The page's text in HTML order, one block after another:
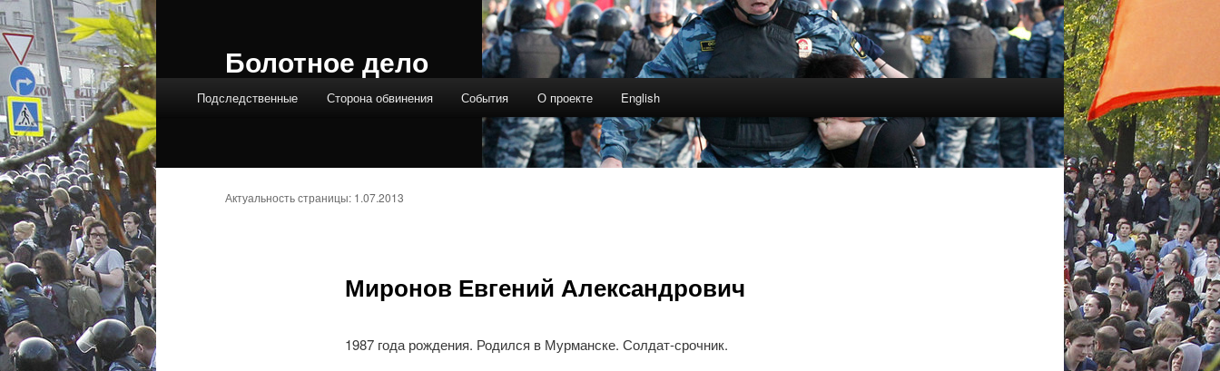
Болотное дело
Подследственные Сторона обвинения События О проекте English
Миронов Евгений Александрович
Актуальность страницы: 1.07.2013
1987 года рождения. Родился в Мурманске. Солдат-срочник.